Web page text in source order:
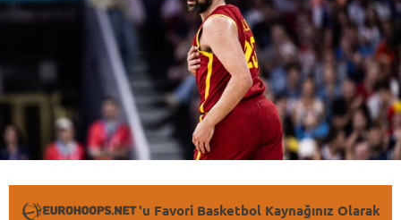
'u Favori Basketbol Kaynağınız Olarak